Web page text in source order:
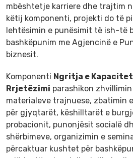
mbështetje karriere dhe trajtim
këtij komponenti, projekti do të
lehtësimin e punësimit të ish-të
bashkëpunim me Agjencinë e
biznesit.
Komponenti Ngritja e
Rrjetëzimi parashikon
materialeve trajnuese, zbatimin
për gjyqtarët, këshilltarët e
probacionit, punonjësit socialë
shërbimeve, organizimin e
përcaktuar kushtet për